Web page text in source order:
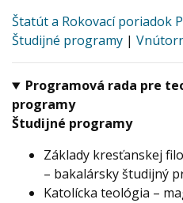
Štatút a Rokovací poriadok
Študijné programy |
Programová rada pre
programy
Študijné programy
Základy kresťanskej
– bakalársky študijný
Katolícka teológia –